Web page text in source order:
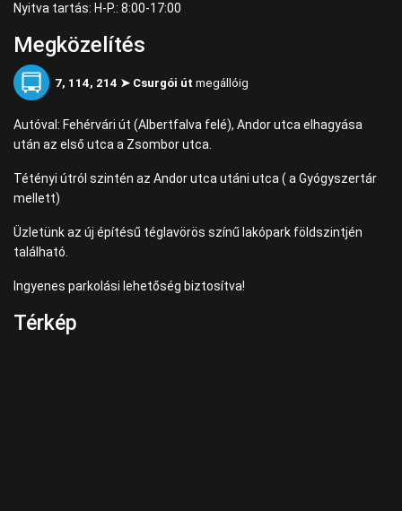
Nyitva tartás: H-P.: 8:00-17:00
Megközelítés
7, 114, 214 ➤ Csurgói út megállóig
Autóval: Fehérvári út (Albertfalva felé), Andor utca elhagyása
után az első utca a Zsombor utca.
Tétényi útról szintén az Andor utca utáni utca ( a Gyógyszertár
mellett)
Üzletünk az új építésű téglavörös színű lakópark földszintjén
található.
Ingyenes parkolási lehetőség biztosítva!
Térkép